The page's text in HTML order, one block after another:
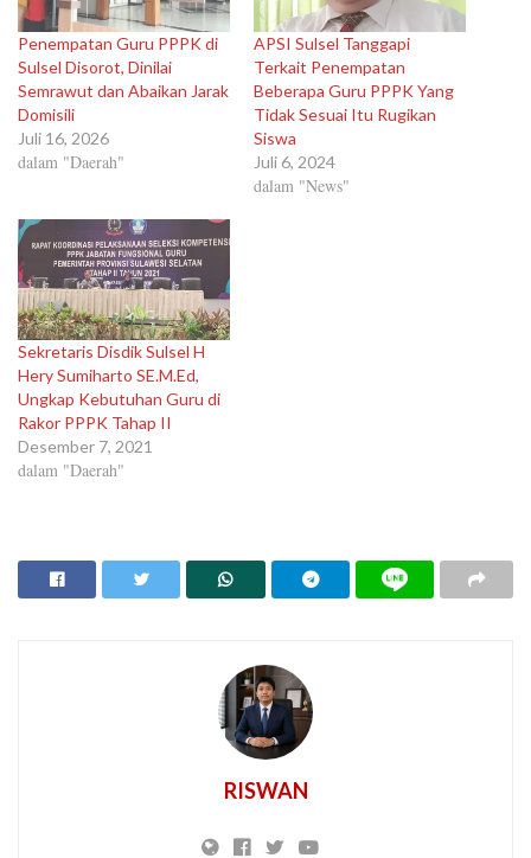
Penempatan Guru PPPK di
Sulsel Disorot, Dinilai
Semrawut dan Abaikan Jarak
Domisili
Juli 16, 2026
dalam "Daerah"
APSI Sulsel Tanggapi
Terkait Penempatan
Beberapa Guru PPPK Yang
Tidak Sesuai Itu Rugikan
Siswa
Juli 6, 2024
dalam "News"
Sekretaris Disdik Sulsel H
Hery Sumiharto SE.M.Ed,
Ungkap Kebutuhan Guru di
Rakor PPPK Tahap II
Desember 7, 2021
dalam "Daerah"
RISWAN